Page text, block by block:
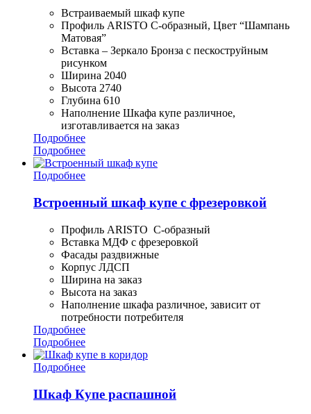
Встраиваемый шкаф купе
Профиль ARISTO С-образный, Цвет “Шампань
Матовая”
Вставка – Зеркало Бронза с пескоструйным
рисунком
Ширина 2040
Высота 2740
Глубина 610
Наполнение Шкафа купе различное,
изготавливается на заказ
Подробнее
Подробнее
Подробнее
Встроенный шкаф купе с фрезеровкой
Профиль ARISTO С-образный
Вставка МДФ с фрезеровкой
Фасады раздвижные
Корпус ЛДСП
Ширина на заказ
Высота на заказ
Наполнение шкафа различное, зависит от
потребности потребителя
Подробнее
Подробнее
Подробнее
Шкаф Купе распашной